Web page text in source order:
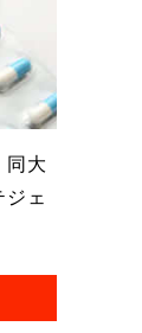
同大
ェ